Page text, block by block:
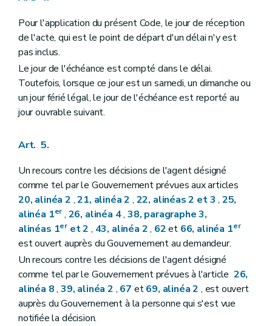
Pour l'application du présent Code, le jour de réception
de l'acte, qui est le point de départ d'un délai n'y est
pas inclus.
Le jour de l'échéance est compté dans le délai.
Toutefois, lorsque ce jour est un samedi, un dimanche ou
un jour férié légal, le jour de l'échéance est reporté au
jour ouvrable suivant.
Art. 5.
Un recours contre les décisions de l'agent désigné
comme tel par le Gouvernement prévues aux articles
20, alinéa 2 ,21, alinéa 2 , 22, alinéas 2 et 3 , 25,
alinéa 1er , 26, alinéa 4, 38, paragraphe 3,
alinéas 1er et 2 , 43, alinéa 2, 62et 66, alinéa 1er
est ouvert auprès du Gouvernement au demandeur.
Un recours contre les décisions de l'agent désigné
comme tel par le Gouvernement prévues à l'article 26,
alinéa 8,39, alinéa 2 , 67 et69, alinéa 2 , est ouvert
auprès du Gouvernement à la personne qui s'est vue
notifiée la décision.